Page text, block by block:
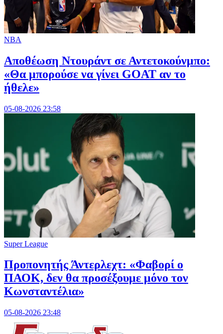
NBA
Αποθέωση Ντουράντ σε Αντετοκούνμπο:
«Θα μπορούσε να γίνει GOAT αν το
ήθελε»
05-08-2026 23:58
Super League
Προπονητής Άντερλεχτ: «Φαβορί ο
ΠΑΟΚ, δεν θα προσέξουμε μόνο τον
Κωνσταντέλια»
05-08-2026 23:48